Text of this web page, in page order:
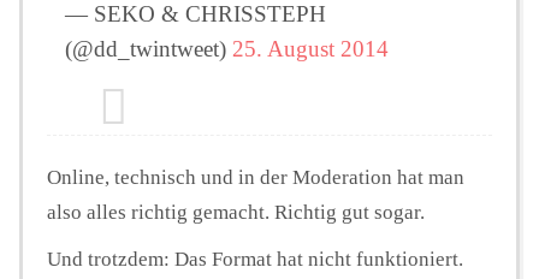
— SEKO & CHRISSTEPH
(@dd_twintweet) 25. August 2014
Online, technisch und in der Moderation hat man
also alles richtig gemacht. Richtig gut sogar.
Und trotzdem: Das Format hat nicht funktioniert.